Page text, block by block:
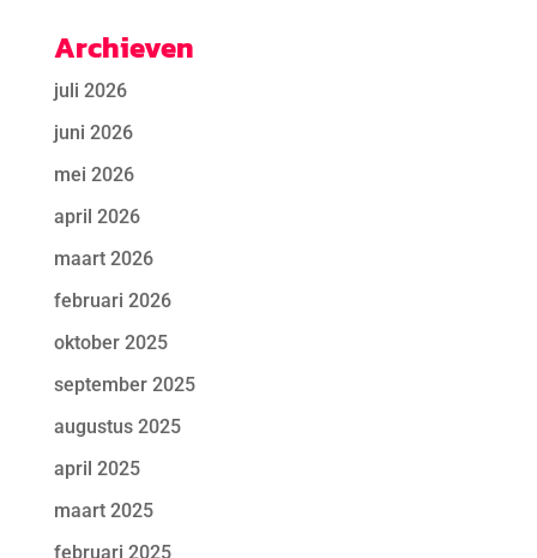
Archieven
juli 2026
juni 2026
mei 2026
april 2026
maart 2026
februari 2026
oktober 2025
september 2025
augustus 2025
april 2025
maart 2025
februari 2025